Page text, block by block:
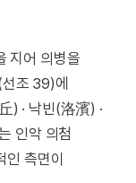
지어 의병을
조 39)에
) · 낙빈(洛濱) ·
인악 의첨
측면이